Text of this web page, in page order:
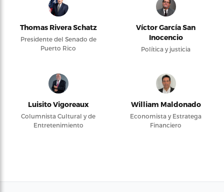
Thomas Rivera Schatz
Presidente del Senado de
Puerto Rico
Víctor García San
Inocencio
Política y justicia
Luisito Vigoreaux
Columnista Cultural y de
Entretenimiento
William Maldonado
Economista y Estratega
Financiero